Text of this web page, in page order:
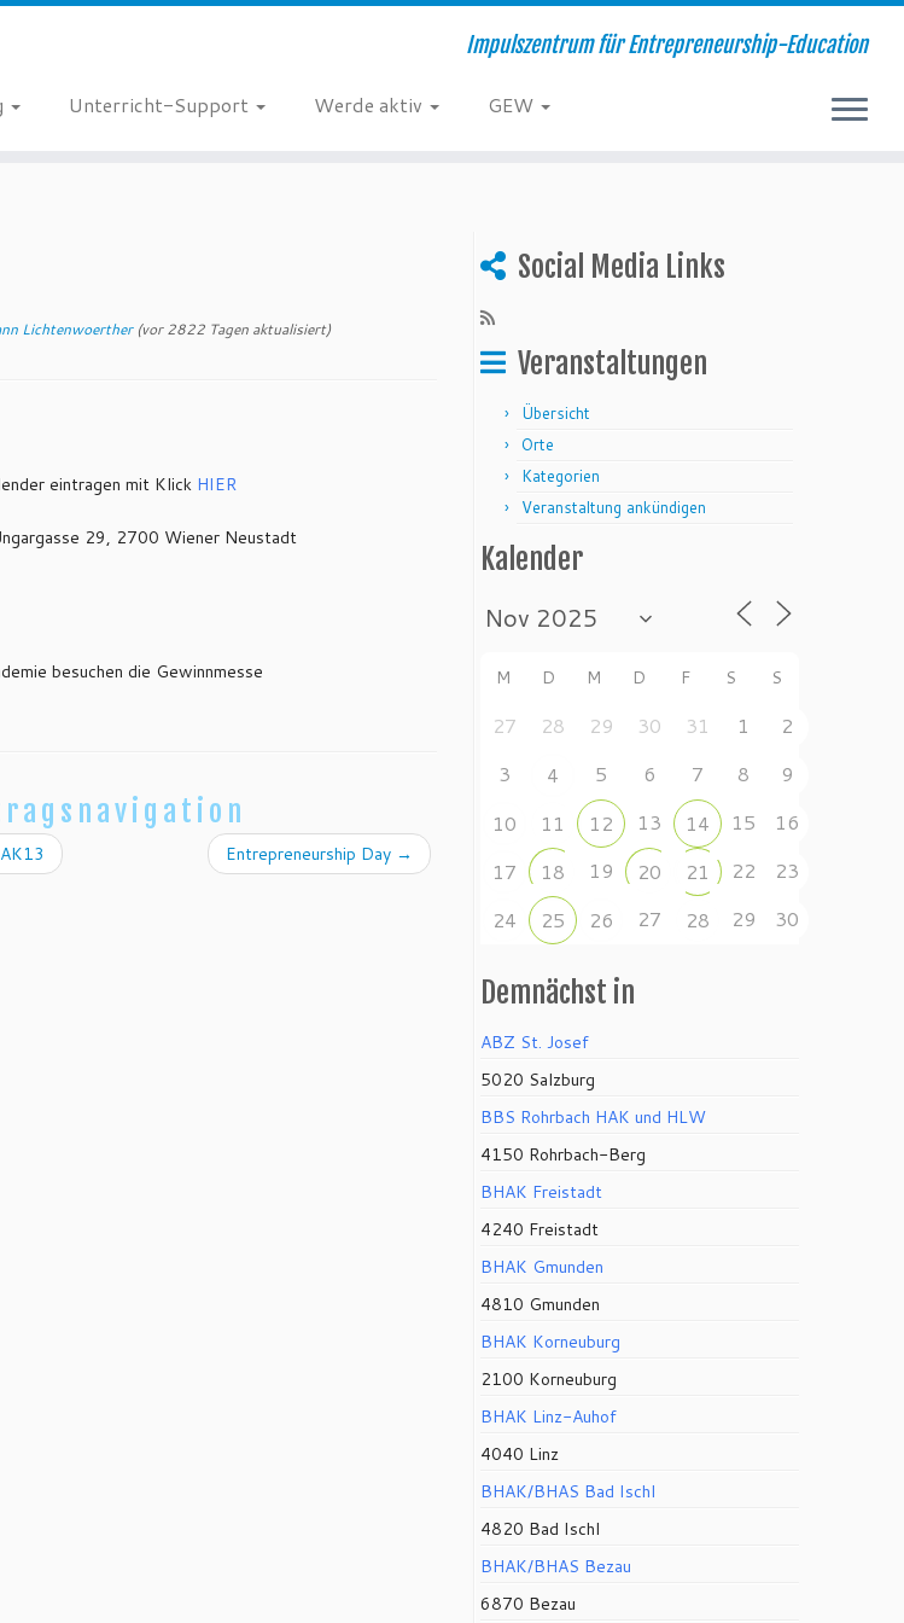
Impulszentrum für Entrepreneurship-Education
Unterricht-Support Werde aktiv GEW
Lichtenwoerther(vor 2822 Tagen aktualisiert)
eintragen mit Klick HIER
29, 2700 Wiener Neustadt
besuchen die Gewinnmesse
Entrepreneurship Day →
Social Media Links
Veranstaltungen
Übersicht
Orte
Kategorien
Veranstaltung ankündigen
Kalender
M D M D F S S
27 28 29 30 31 1
2
3
4 5 6 7 8
9
10
11 12 13 14 15
16
17
18 19 20 21 22
23
24
25 26 27 28 29 30
Demnächst in
ABZ St. Josef
5020 Salzburg
BBS Rohrbach HAK und HLW
4150 Rohrbach-Berg
BHAK Freistadt
4240 Freistadt
BHAK Gmunden
4810 Gmunden
BHAK Korneuburg
2100 Korneuburg
BHAK Linz-Auhof
4040 Linz
BHAK/BHAS Bad Ischl
4820 Bad Ischl
BHAK/BHAS Bezau
6870 Bezau